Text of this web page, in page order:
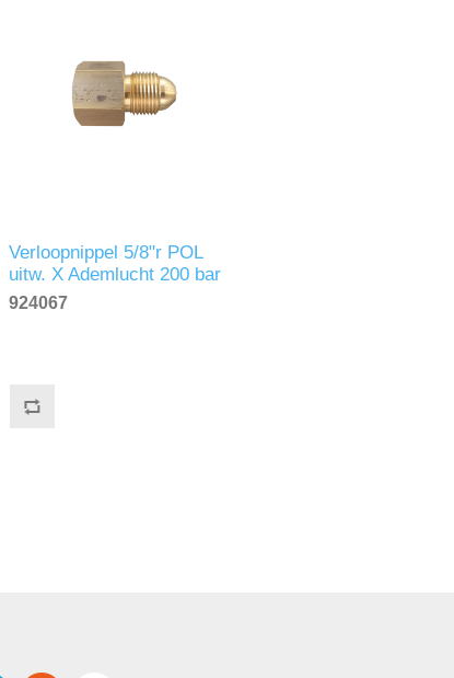
Verloopnippel 5/8"r POL
uitw. X Ademlucht 200 bar
inw. messing
924067